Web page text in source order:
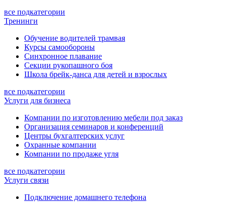
все подкатегории
Тренинги
Обучение водителей трамвая
Курсы самообороны
Синхронное плавание
Секции рукопашного боя
Школа брейк-данса для детей и взрослых
все подкатегории
Услуги для бизнеса
Компании по изготовлению мебели под заказ
Организация семинаров и конференций
Центры бухгалтерских услуг
Охранные компании
Компании по продаже угля
все подкатегории
Услуги связи
Подключение домашнего телефона